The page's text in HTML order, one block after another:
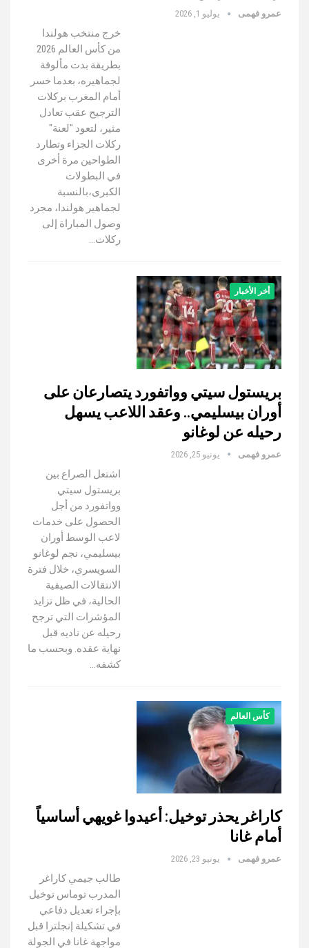
عمرو فهمى يوليو 1, 2026
خرج منتخب هولندا
من كأس العالم 2026
بطريقة بدت مألوفة
لجماهيره، بعدما خسر
أمام المغرب بركلات
الترجيح عقب تعادل
مثير، لتعود "لعنة"
ركلات الجزاء وتطارد
الطواحين مرة أخرى
في البطولات
الكبرى،بالنسبة
لجماهير هولندا، مجرد
وصول المباراة إلى
ركلات…
أخر الأخبار
بريستول سيتي وواتفورد يتصارعان على
أوران بيسليمي.. وعقد اللاعب يسهل
رحيله عن لوغانو
عمرو فهمى يونيو 25, 2026
اشتعل الصراع بين
بريستول سيتي
وواتفورد من أجل
الحصول على خدمات
لاعب الوسط أوران
بيسليمي، نجم لوغانو
السويسري، خلال فترة
الانتقالات الصيفية
الحالية، في ظل تزايد
المؤشرات التي ترجح
رحيله عن ناديه قبل
نهاية عقده. وبحسب ما
كشفه…
كأس العالم
كاراغر يحذر توخيل: أعيدوا غويهي أساسياً
أمام غانا
عمرو فهمى يونيو 23, 2026
طالب جيمي كاراغر
المدرب توماس توخيل
بإجراء تعديل دفاعي
في تشكيلة إنجلترا قبل
مواجهة غانا في الجولة